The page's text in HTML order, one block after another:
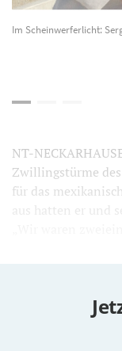
Im Scheinwerferlicht:
NT-
Zwillingstürme
für das
aus hatten er und